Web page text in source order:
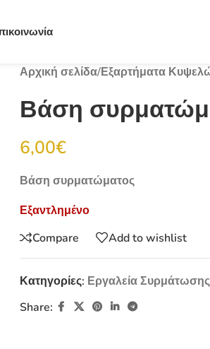
Αρχική σελίδα/Εξαρτήματα
Βάση
6,00€
Βάση συρματώματος
Εξαντλημένο
Compare
Add to wishlist
Κατηγορίες: Εργαλεία Συρμάτωσης
Share: